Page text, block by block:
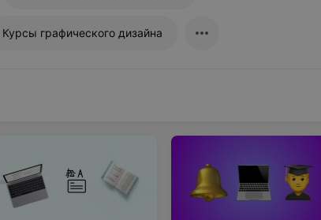
Курсы графического дизайна